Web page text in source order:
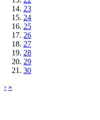
23
24
25
26
27
28
29
30
› »